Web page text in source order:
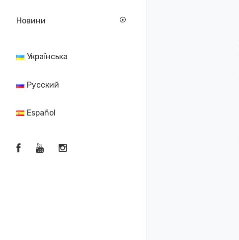
Новини
Українська
Русский
Español